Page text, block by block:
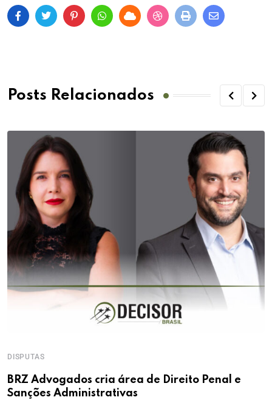
Posts Relacionados
DISPUTAS
BRZ Advogados cria área de Direito Penal e
Sanções Administrativas